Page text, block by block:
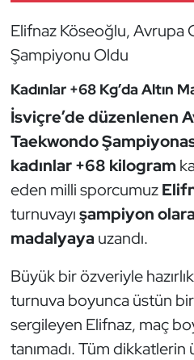
Elifnaz Köseoğlu, Avrupa
Şampiyonu Oldu
Kadınlar +68 Kg’da Altın
İsviçre’de düzenlenen
Taekwondo
kadınlar +68 kilogram
eden milli sporcumuz
turnuvayışampiyon
madalyayauzandı.
Büyük bir özveriyle
turnuva boyunca üstün
sergileyen Elifnaz, maç
tanımadı. Tüm
Futbol
Futsal
Golf
Güreş
Hava Sporları
Hentbol